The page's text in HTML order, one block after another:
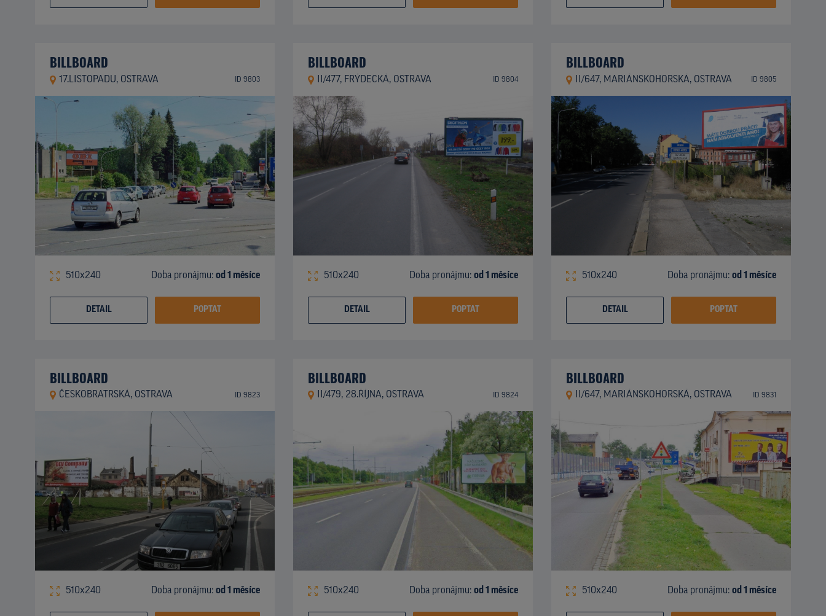
BILLBOARD
17.LISTOPADU, OSTRAVA ID 9803
510x240 Doba pronájmu: od 1 měsíce
DETAIL POPTAT
BILLBOARD
II/477, FRÝDECKÁ, OSTRAVA ID 9804
510x240 Doba pronájmu: od 1 měsíce
DETAIL POPTAT
BILLBOARD
II/647, MARIÁNSKOHORSKÁ, OSTRAVA ID 9805
510x240 Doba pronájmu: od 1 měsíce
DETAIL POPTAT
BILLBOARD
ČESKOBRATRSKÁ, OSTRAVA ID 9823
510x240 Doba pronájmu: od 1 měsíce
BILLBOARD
II/479, 28.ŘÍJNA, OSTRAVA ID 9824
510x240 Doba pronájmu: od 1 měsíce
BILLBOARD
II/647, MARIÁNSKOHORSKÁ, OSTRAVA ID 9831
510x240 Doba pronájmu: od 1 měsíce